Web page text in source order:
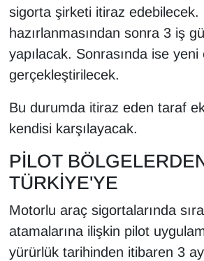
sigorta şirketi itiraz
hazırlanmasından sonra 3 iş
yapılacak. Sonrasında ise yeni
gerçekleştirilecek.
Bu durumda itiraz eden taraf
kendisi karşılayacak.
PİLOT
TÜRKİYE'YE
Motorlu araç sigortalarında
atamalarına ilişkin pilot
yürürlük tarihinden itibaren 3